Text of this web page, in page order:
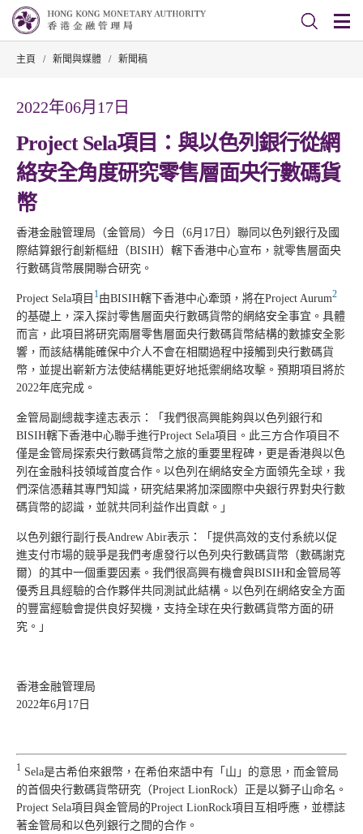
主頁 / 新聞與媒體 / 新聞稿
2022年06月17日
Project Sela項目：與以色列銀行從網
絡安全角度研究零售層面央行數碼貨
幣
香港金融管理局（金管局）今日（6月17日）聯同以色列銀行及國
際結算銀行創新樞紐（BISIH）轄下香港中心宣布，就零售層面央
行數碼貨幣展開聯合研究。
Project Sela項目 1由BISIH轄下香港中心牽頭，將在Project Aurum2
的基礎上，深入探討零售層面央行數碼貨幣的網絡安全事宜。具體
而言，此項目將研究兩層零售層面央行數碼貨幣結構的數據安全影
響，而該結構能確保中介人不會在相關過程中接觸到央行數碼貨
幣，並提出嶄新方法使結構能更好地抵禦網絡攻擊。預期項目將於
2022年底完成。
金管局副總裁李達志表示：「我們很高興能夠與以色列銀行和
BISIH轄下香港中心聯手進行Project Sela項目。此三方合作項目不
僅是金管局探索央行數碼貨幣之旅的重要里程碑，更是香港與以色
列在金融科技領域首度合作。以色列在網絡安全方面領先全球，我
們深信憑藉其專門知識，研究結果將加深國際中央銀行界對央行數
碼貨幣的認識，並就共同利益作出貢獻。」
以色列銀行副行長Andrew Abir表示：「提供高效的支付系統以促
進支付市場的競爭是我們考慮發行以色列央行數碼貨幣（數碼謝克
爾）的其中一個重要因素。我們很高興有機會與BISIH和金管局等
優秀且具經驗的合作夥伴共同測試此結構。以色列在網絡安全方面
的豐富經驗會提供良好契機，支持全球在央行數碼貨幣方面的研
究。」
香港金融管理局
2022年6月17日
1 Sela是古希伯來銀幣，在希伯來語中有「山」的意思，而金管局
的首個央行數碼貨幣研究（Project LionRock）正是以獅子山命名。
Project Sela項目與金管局的Project LionRock項目互相呼應，並標誌
著金管局和以色列銀行之間的合作。